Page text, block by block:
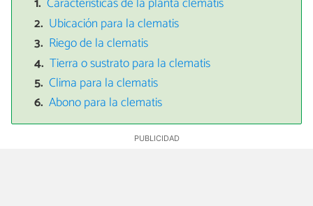
Características de la planta clematis
Ubicación para la clematis
Riego de la clematis
Tierra o sustrato para la clematis
Clima para la clematis
Abono para la clematis